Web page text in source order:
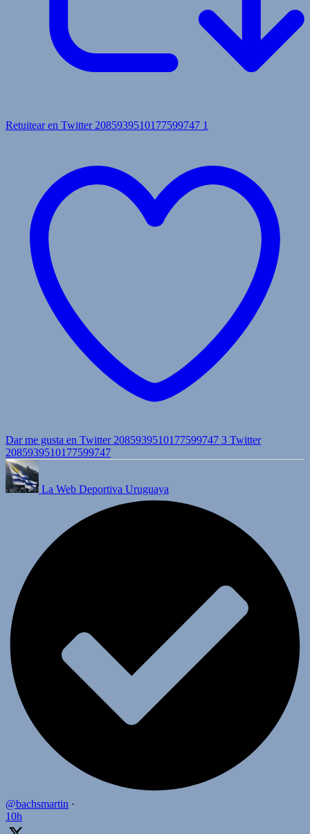
Retuitear en Twitter 2085939510177599747 1
Dar me gusta en Twitter 2085939510177599747 3 Twitter
2085939510177599747
La Web Deportiva Uruguaya
@bachsmartin ·
10h